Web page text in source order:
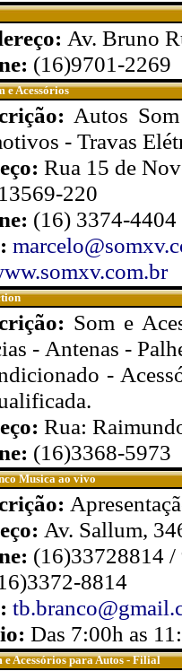
Av. Bruno
(16)9701-2269
e Acessórios
Autos
- Travas
Rua 15 de
13569-220
(16) 3374-4404
Som e
- Antenas -
-
Rua:
(16)3368-5973
Musica ao vivo
Av. Sallum,
(16)33728814
8814
Das 7:00h as
e Acessórios para Autos - Filial